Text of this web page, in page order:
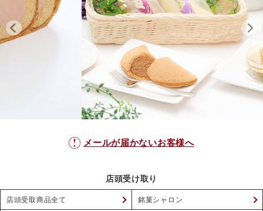
メールが届かないお客様へ
店頭受け取り
店頭受取商品全て 銘菓シャロン